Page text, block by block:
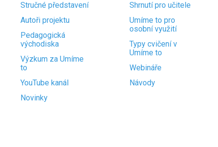
Stručné představení
Autoři projektu
Pedagogická
východiska
Výzkum za Umíme
to
YouTube kanál
Novinky
Shrnutí pro učitele
Umíme to pro
osobní využití
Typy cvičení v
Umíme to
Webináře
Návody